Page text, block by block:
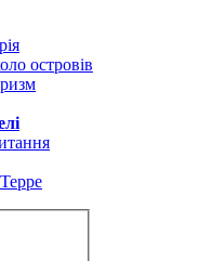
островів